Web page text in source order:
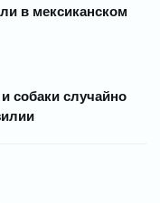
в мексиканском
собаки случайно